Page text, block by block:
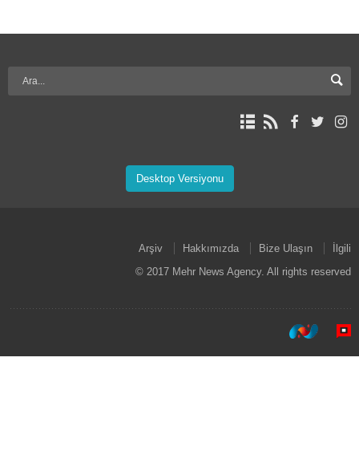
Desktop Versiyonu
Arşiv Hakkımızda Bize Ulaşın
İlgili
© 2017 Mehr News Agency. All rights reserved